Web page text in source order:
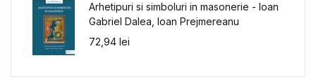
Arhetipuri si simboluri in masonerie - Ioan
Gabriel Dalea, Ioan Prejmereanu
72,94 lei